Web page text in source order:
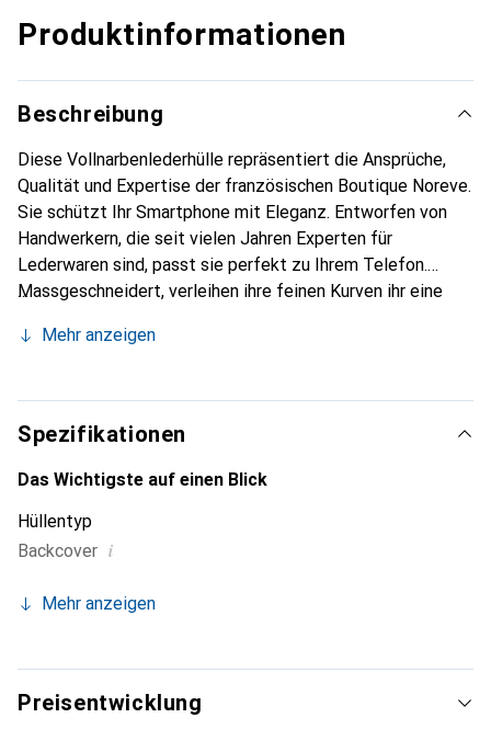
Produktinformationen
Beschreibung
Diese Vollnarbenlederhülle repräsentiert die Ansprüche,
Qualität und Expertise der französischen Boutique Noreve.
Sie schützt Ihr Smartphone mit Eleganz. Entworfen von
Handwerkern, die seit vielen Jahren Experten für
Lederwaren sind, passt sie perfekt zu Ihrem Telefon.
Massgeschneidert, verleihen ihre feinen Kurven ihr eine
Accessoire Ihres Smartphones. International anerkannt für
sichere Wahl für eine anspruchsvolle Kundschaft.
Mehr anzeigen
Spezifikationen
Das Wichtigste auf einen Blick
Hüllentyp
Backcover i
Mehr anzeigen
Preisentwicklung